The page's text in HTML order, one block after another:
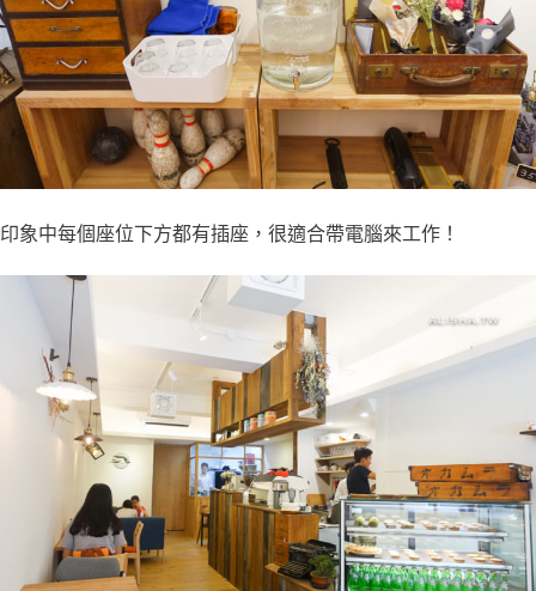
印象中每個座位下方都有插座，很適合帶電腦來工作！